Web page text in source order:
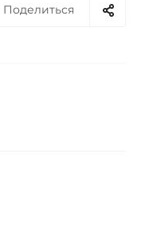
Поделиться